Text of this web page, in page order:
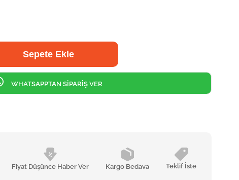
Fiyat Düşünce Haber Ver Kargo Bedava Teklif İste
WHATSAPPTAN SİPARİŞ VER